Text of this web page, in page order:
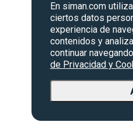
En siman.com
ciertos datos
experiencia de
contenidos y
continuar
de Privacidad y